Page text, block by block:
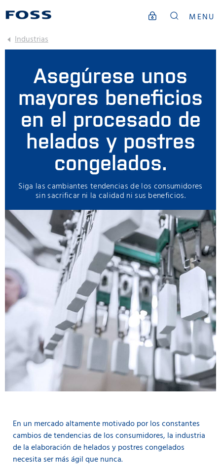
MENU
Industrias
Asegúrese unos
mayores beneficios
en el procesado de
helados y postres
congelados.
Siga las cambiantes tendencias de los consumidores
sin sacrificar ni la calidad ni sus beneficios.
En un mercado altamente motivado por los constantes
cambios de tendencias de los consumidores, la industria
de la elaboración de helados y postres congelados
necesita ser más ágil que nunca.